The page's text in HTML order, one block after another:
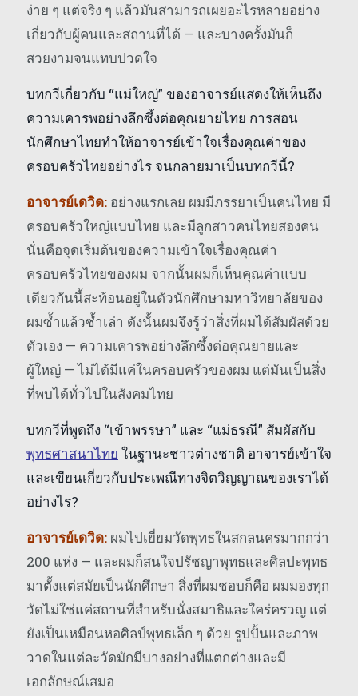
ง่าย ๆ แต่จริง ๆ แล้วมันสามารถเผยอะไรหลายอย่าง
เกี่ยวกับผู้คนและสถานที่ได้ — และบางครั้งมันก็
สวยงามจนแทบปวดใจ
บทกวีเกี่ยวกับ “แม่ใหญ่” ของอาจารย์แสดงให้เห็นถึง
ความเคารพอย่างลึกซึ้งต่อคุณยายไทย การสอน
นักศึกษาไทยทำให้อาจารย์เข้าใจเรื่องคุณค่าของ
ครอบครัวไทยอย่างไร จนกลายมาเป็นบทกวีนี้?
อาจารย์เดวิด: อย่างแรกเลย ผมมีภรรยาเป็นคนไทย มี
ครอบครัวใหญ่แบบไทย และมีลูกสาวคนไทยสองคน
นั่นคือจุดเริ่มต้นของความเข้าใจเรื่องคุณค่า
ครอบครัวไทยของผม จากนั้นผมก็เห็นคุณค่าแบบ
เดียวกันนี้สะท้อนอยู่ในตัวนักศึกษามหาวิทยาลัยของ
ผมซ้ำแล้วซ้ำเล่า ดังนั้นผมจึงรู้ว่าสิ่งที่ผมได้สัมผัสด้วย
ตัวเอง — ความเคารพอย่างลึกซึ้งต่อคุณยายและ
ผู้ใหญ่ — ไม่ได้มีแค่ในครอบครัวของผม แต่มันเป็นสิ่ง
ที่พบได้ทั่วไปในสังคมไทย
บทกวีที่พูดถึง “เข้าพรรษา” และ “แม่ธรณี” สัมผัสกับ
พุทธศาสนาไทย ในฐานะชาวต่างชาติ อาจารย์เข้าใจ
และเขียนเกี่ยวกับประเพณีทางจิตวิญญาณของเราได้
อย่างไร?
อาจารย์เดวิด: ผมไปเยี่ยมวัดพุทธในสกลนครมากกว่า
200 แห่ง — และผมก็สนใจปรัชญาพุทธและศิลปะพุทธ
มาตั้งแต่สมัยเป็นนักศึกษา สิ่งที่ผมชอบก็คือ ผมมองทุก
วัดไม่ใช่แค่สถานที่สำหรับนั่งสมาธิและใคร่ครวญ แต่
ยังเป็นเหมือนหอศิลป์พุทธเล็ก ๆ ด้วย รูปปั้นและภาพ
วาดในแต่ละวัดมักมีบางอย่างที่แตกต่างและมี
เอกลักษณ์เสมอ